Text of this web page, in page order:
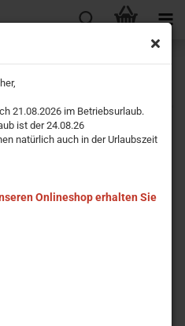
21.08.2026 im Betriebsurlaub.
ist der 24.08.26
natürlich auch in der Urlaubszeit
Onlineshop erhalten Sie